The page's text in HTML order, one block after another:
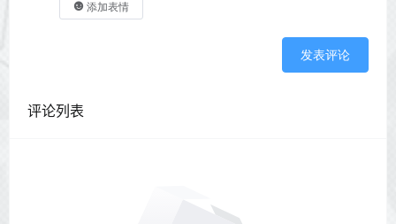
添加表情
发表评论
评论列表